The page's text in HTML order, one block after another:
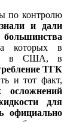
по контролю
и дали
которых в
в США, в
ТГК
и тот факт,
осложнений
для
официально